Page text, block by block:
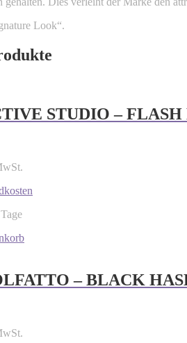
Look“.
STUDIO – FLASH
– BLACK